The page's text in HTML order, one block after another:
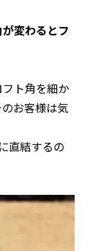
変わるとフ
ト角を細か
お客様は気
直結するの